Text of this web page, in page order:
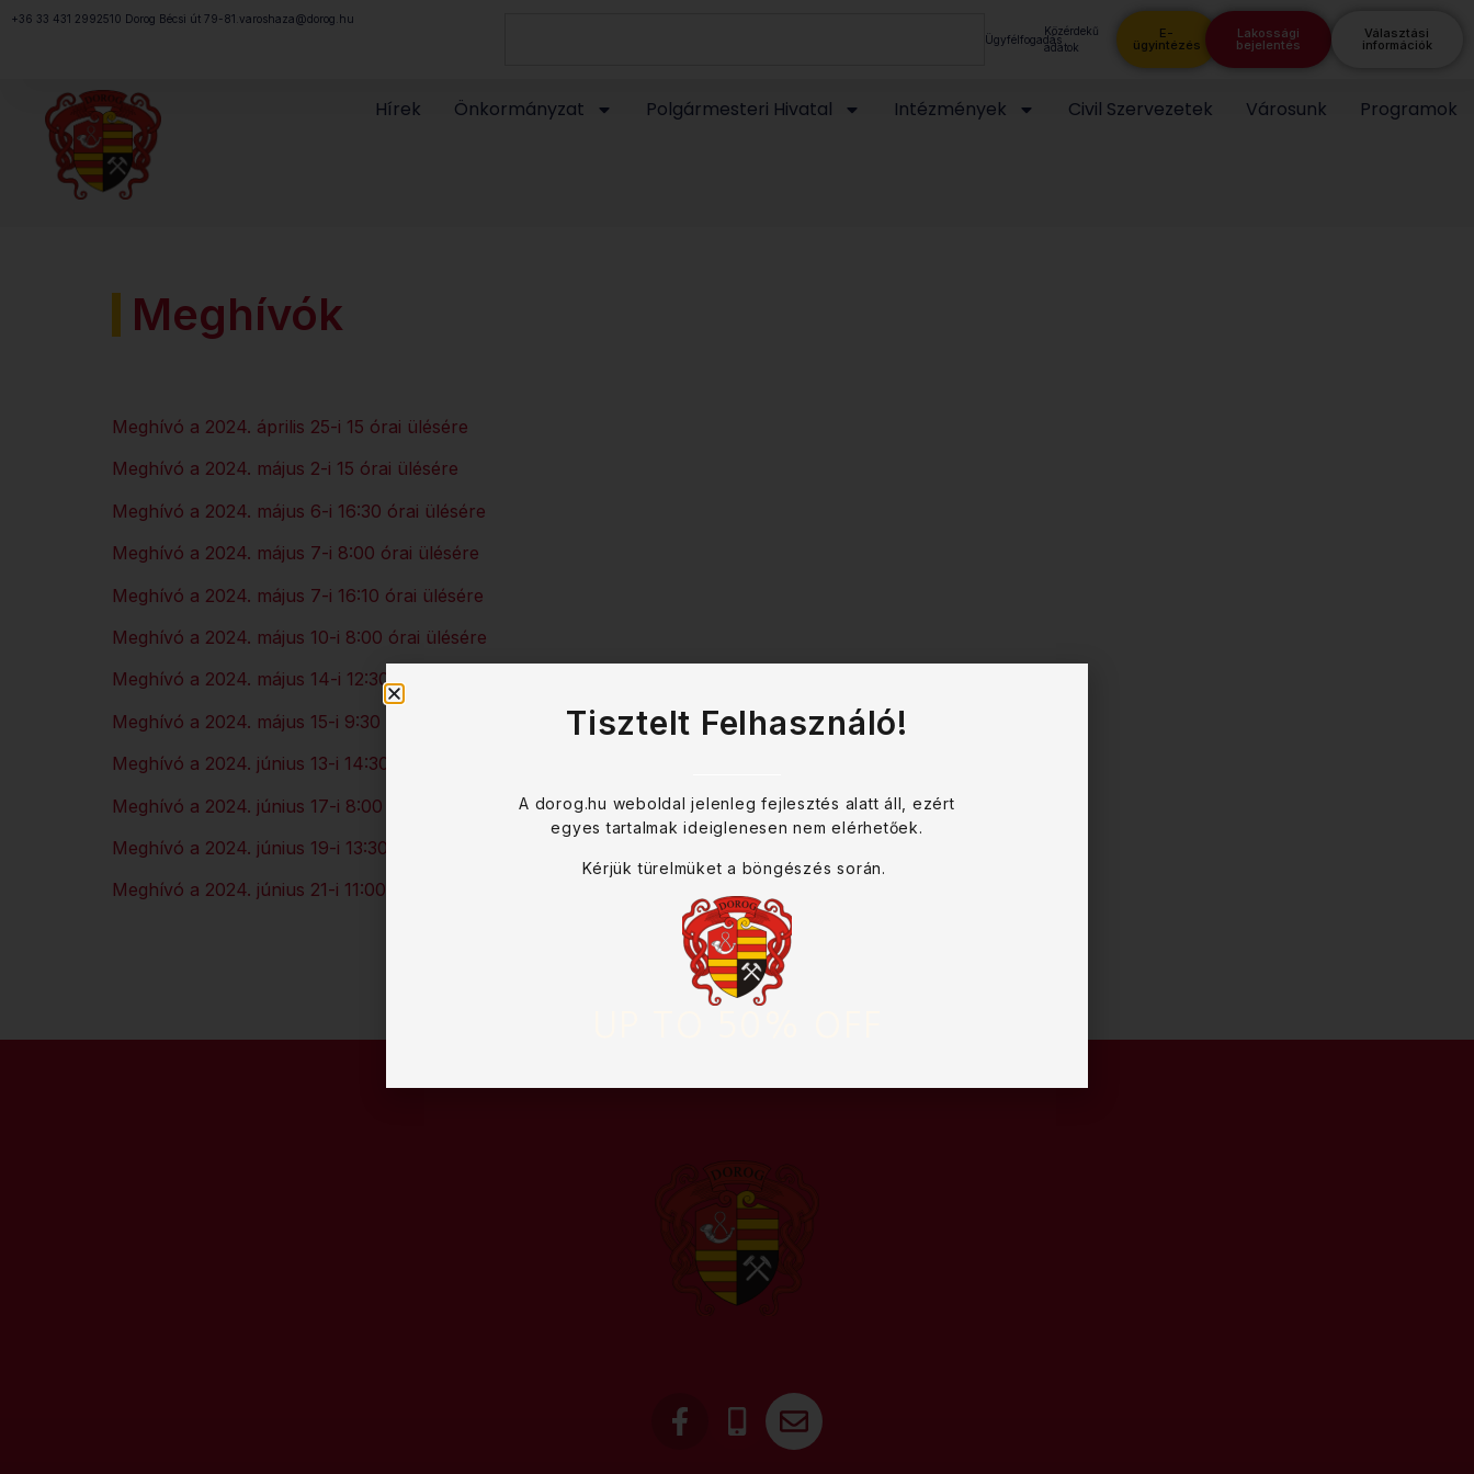
+36 33 431 2992510 Dorog Bécsi út 79-81. varoshaza@dorog.hu
Ügyfélfogadás
Közérdekű
adatok
E-
ügyintézés
Lakossági
bejelentés
Választási
információk
Hírek Önkormányzat Polgármesteri Hivatal Intézmények Civil Szervezetek Városunk Programok
Meghívók
Meghívó a 2024. április 25-i 15 órai ülésére
Meghívó a 2024. május 2-i 15 órai ülésére
Meghívó a 2024. május 6-i 16:30 órai ülésére
Meghívó a 2024. május 7-i 8:00 órai ülésére
Meghívó a 2024. május 7-i 16:10 órai ülésére
Meghívó a 2024. május 10-i 8:00 órai ülésére
Meghívó a 2024. május 14-i 12:30 órai ülésére
Meghívó a 2024. május 15-i 9:30 órai ülésére
Meghívó a 2024. június 13-i 14:30 órai ülésre
Meghívó a 2024. június 17-i 8:00 órai ülésre
Meghívó a 2024. június 19-i 13:30 órai ülésre
Meghívó a 2024. június 21-i 11:00 órai ülésre
Tisztelt Felhasználó!
A dorog.hu weboldal jelenleg fejlesztés alatt áll, ezért
egyes tartalmak ideiglenesen nem elérhetőek.
Kérjük türelmüket a böngészés során.